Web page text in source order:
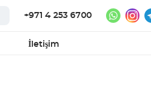
+971 4 253 6700
İletişim